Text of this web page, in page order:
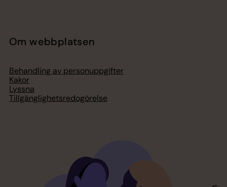
Om webbplatsen
Behandling av personuppgifter
Kakor
Lyssna
Tillgänglighetsredogörelse